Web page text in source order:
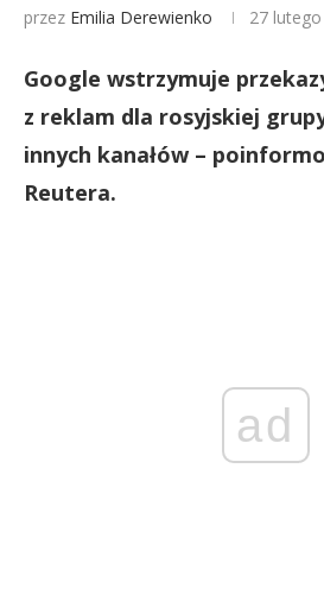
przez Emilia Derewienko 27
Google wstrzymuje
z reklam dla rosyjskiej
innych kanałów –
Reutera.
ad